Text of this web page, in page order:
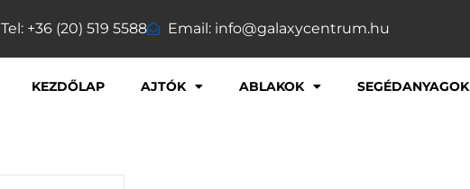
Tel: +36 (20) 519 5588 Email: info@galaxycentrum.hu
KEZDŐLAP AJTÓK ABLAKOK SEGÉDANYAGOK